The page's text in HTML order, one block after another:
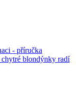
- příručka
chytré blondýnky radí